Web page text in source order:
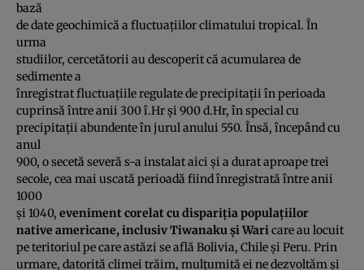
bază
de date geochimică a fluctuaţiilor climatului tropical. În
urma
studiilor, cercetătorii au descoperit că acumularea de
sedimente a
înregistrat fluctuaţiile regulate de precipitaţii în perioada
cuprinsă între anii 300 î.Hr şi 900 d.Hr, în special cu
precipitaţii abundente în jurul anului 550. Însă, începând cu
anul
900, o secetă severă s-a instalat aici şi a durat aproape trei
secole, cea mai uscată perioadă fiind înregistrată între anii
1000
şi 1040, eveniment corelat cu dispariţia populaţiilor
native americane, inclusiv Tiwanaku şi Waricare au locuit
pe teritoriul pe care astăzi se află Bolivia, Chile şi Peru. Prin
urmare, datorită climei trăim, mulţumită ei ne dezvoltăm şi